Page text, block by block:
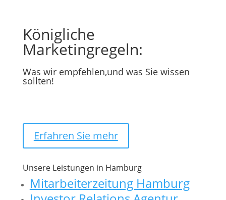
Königliche
Marketingregeln:
Was wir empfehlen,und was Sie wissen
sollten!
Erfahren Sie mehr
Unsere Leistungen in Hamburg
Mitarbeiterzeitung Hamburg